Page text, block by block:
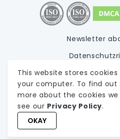
Newsletter
Sitemap
© 1999-2026 WeblineIndia,
kundenspezifische
This website stores cookies
your computer. To find out
more about the cookies we
see our Privacy Policy.
OKAY